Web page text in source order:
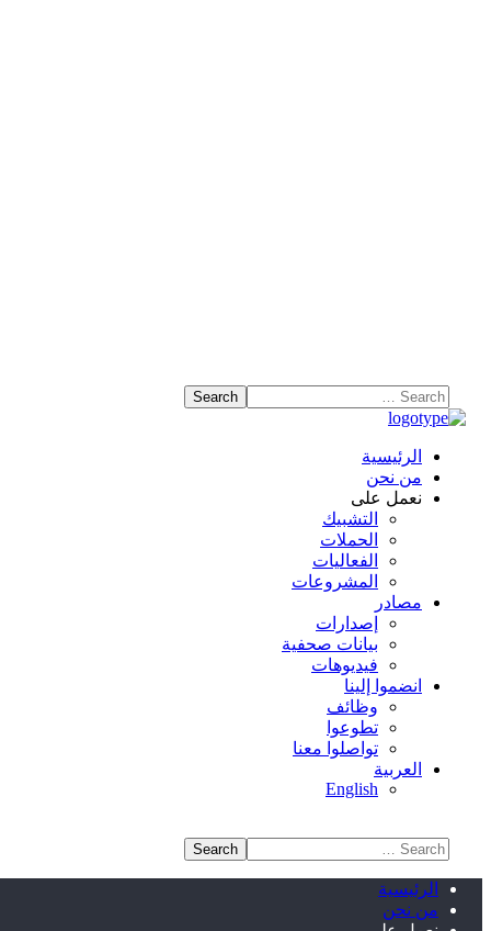
الرئيسية
من نحن
نعمل على
التشبيك
الحملات
الفعاليات
المشروعات
مصادر
إصدارات
بيانات صحفية
فيديوهات
انضموا إلينا
وظائف
تطوعوا
تواصلوا معنا
العربية
English
الرئيسية
من نحن